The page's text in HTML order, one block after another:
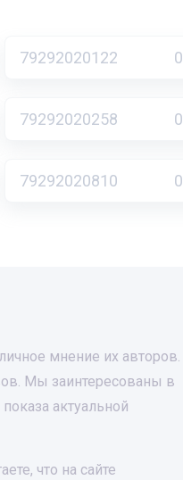
79292020122 0
79292020258 0
79292020810 0
мнение их авторов.
Мы заинтересованы в
актуальной
что на сайте